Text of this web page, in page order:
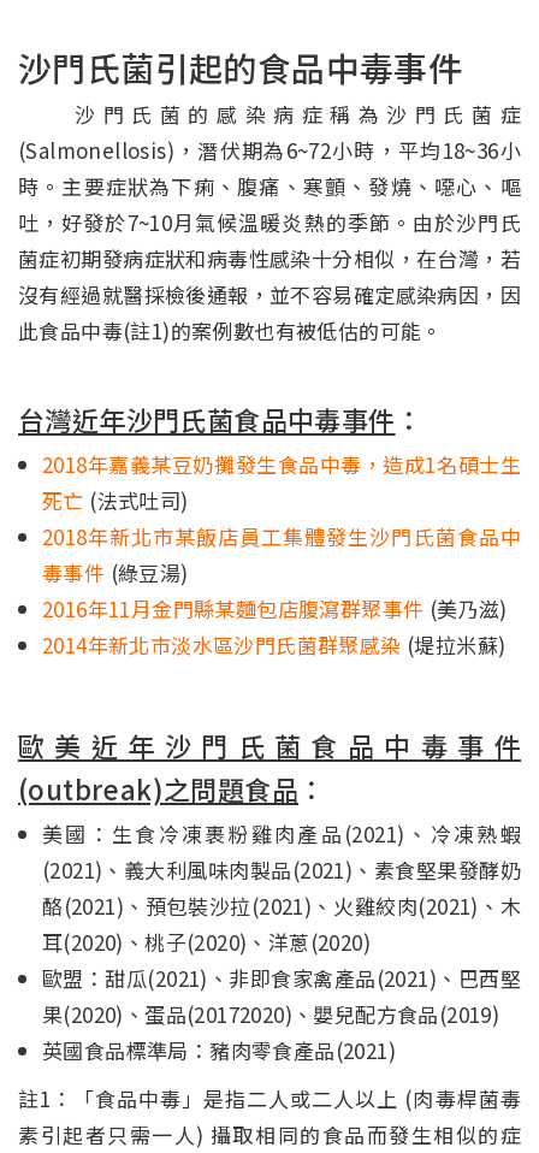
沙門氏菌引起的食品中毒事件
沙門氏菌的感染病症稱為沙門氏菌症
(Salmonellosis)，潛伏期為6~72小時，平均18~36小
時。主要症狀為下痢、腹痛、寒顫、發燒、噁心、嘔
吐，好發於7~10月氣候溫暖炎熱的季節。由於沙門氏
菌症初期發病症狀和病毒性感染十分相似，在台灣，若
沒有經過就醫採檢後通報，並不容易確定感染病因，因
此食品中毒(註1)的案例數也有被低估的可能。
台灣近年沙門氏菌食品中毒事件 ：
2018年嘉義某豆奶攤發生食品中毒，造成1名碩士生
死亡 (法式吐司)
2018年新北市某飯店員工集體發生沙門氏菌食品中
毒事件 (綠豆湯)
2016年11月金門縣某麵包店腹瀉群聚事件 (美乃滋)
2014年新北市淡水區沙門氏菌群聚感染 (堤拉米蘇)
歐美近年沙門氏菌食品中毒事件
(outbreak)之問題食品 ：
美國：生食冷凍裹粉雞肉產品(2021)、冷凍熟蝦
(2021)、義大利風味肉製品(2021)、素食堅果發酵奶
酪(2021)、預包裝沙拉(2021)、火雞絞肉(2021)、木
耳(2020)、桃子(2020)、洋蔥(2020)
歐盟：甜瓜(2021)、非即食家禽產品(2021)、巴西堅
果(2020)、蛋品(20172020)、嬰兒配方食品(2019)
英國食品標準局：豬肉零食產品(2021)
註1：「食品中毒」是指二人或二人以上 (肉毒桿菌毒
素引起者只需一人) 攝取相同的食品而發生相似的症